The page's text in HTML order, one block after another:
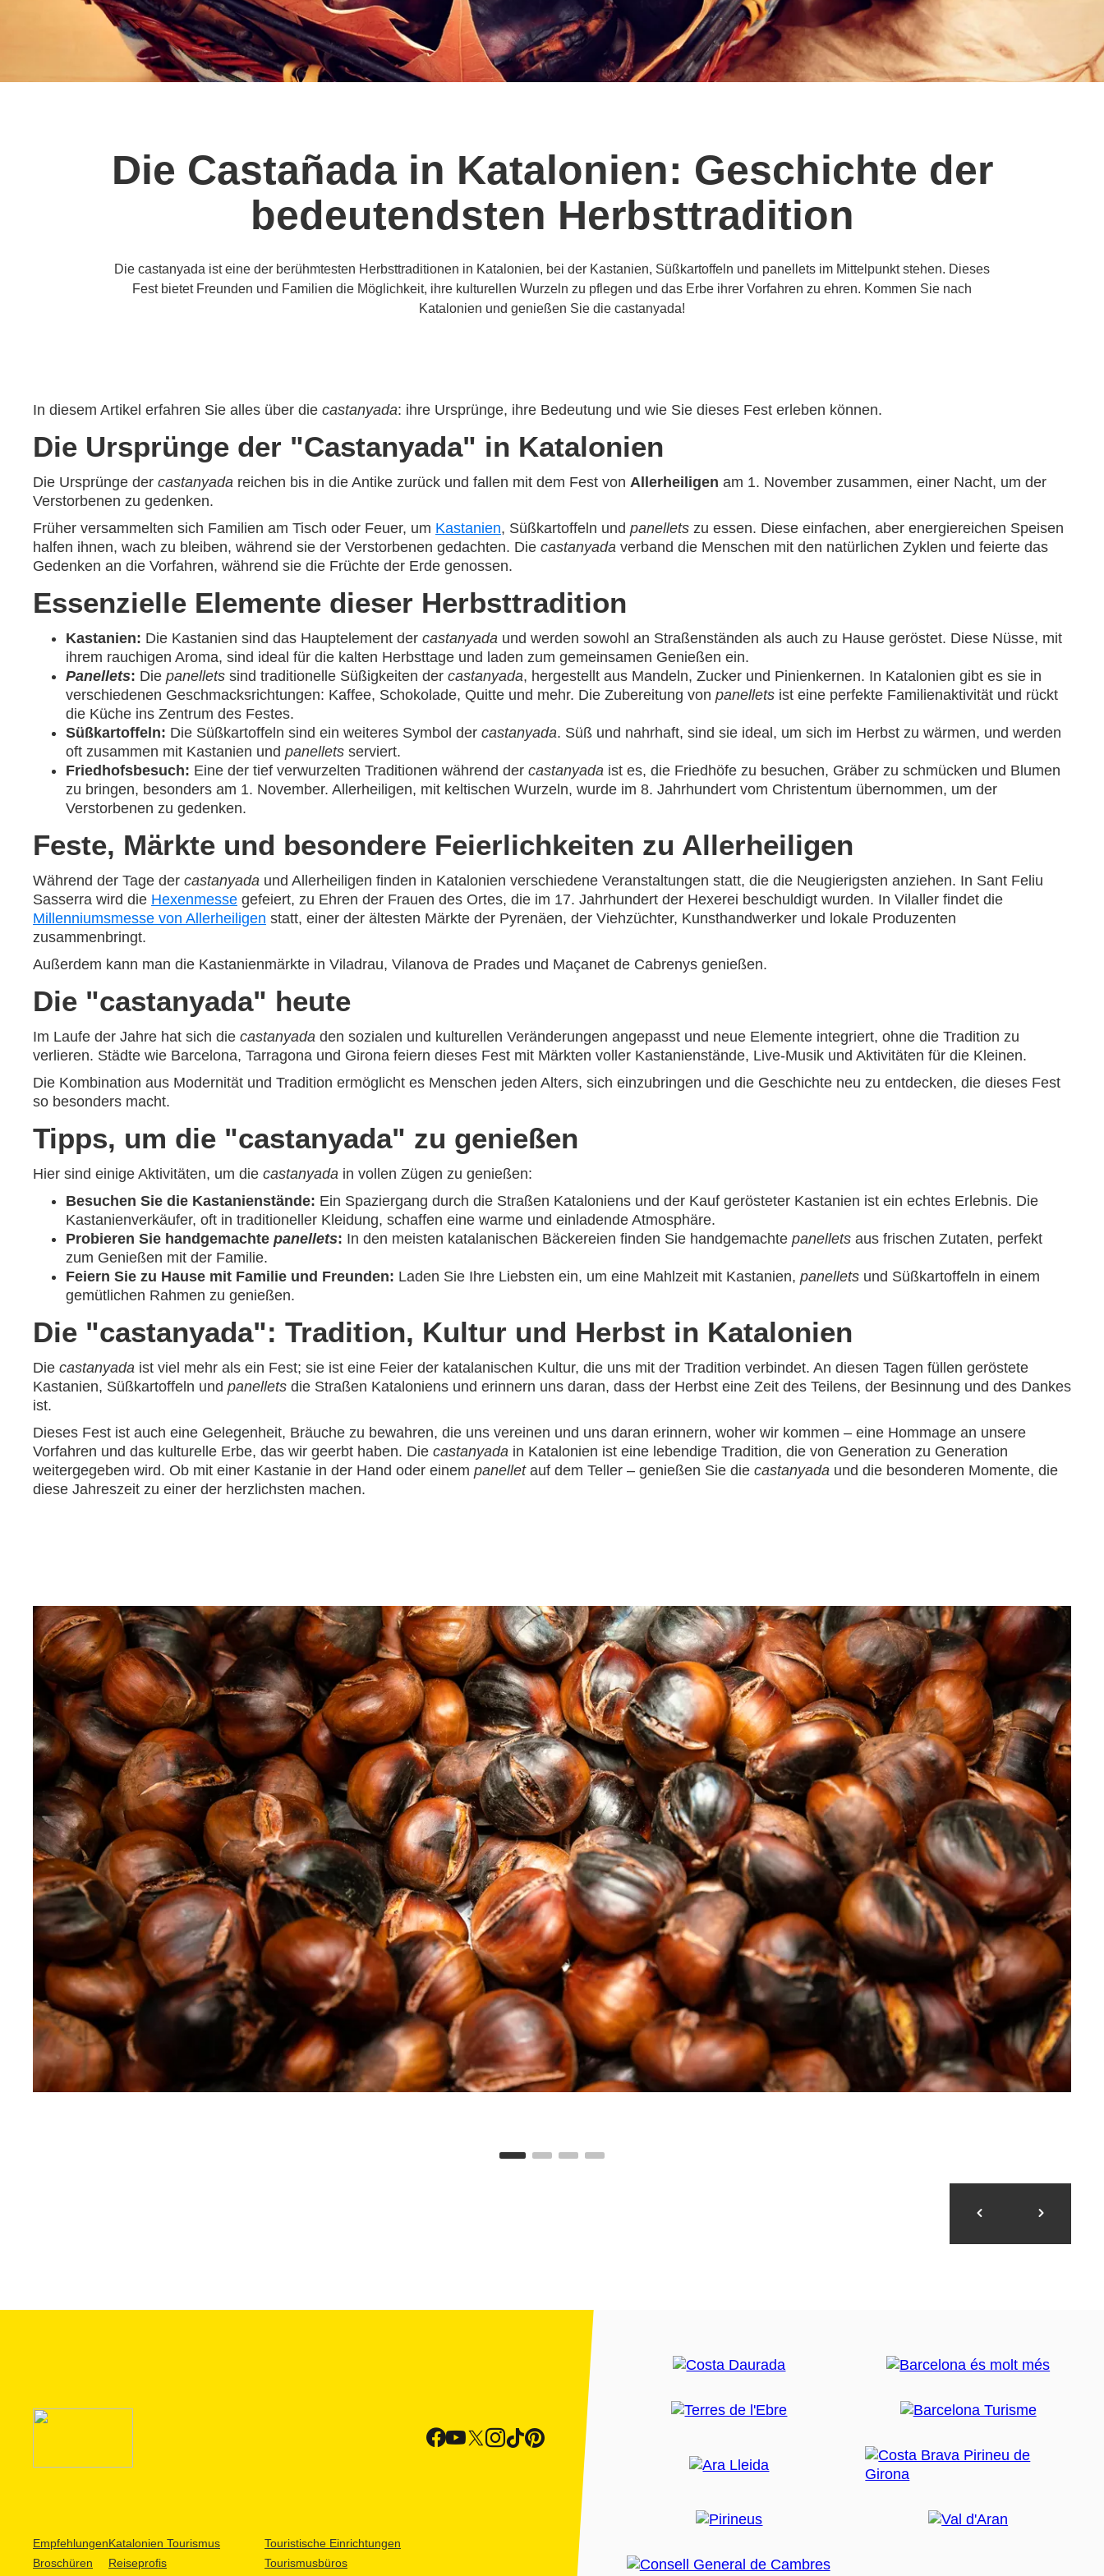
Die Castañada in Katalonien: Geschichte der
bedeutendsten Herbsttradition
Die castanyada ist eine der berühmtesten Herbsttraditionen in Katalonien, bei der Kastanien, Süßkartoffeln und panellets im Mittelpunkt stehen. Dieses
Fest bietet Freunden und Familien die Möglichkeit, ihre kulturellen Wurzeln zu pflegen und das Erbe ihrer Vorfahren zu ehren. Kommen Sie nach
Katalonien und genießen Sie die castanyada!
In diesem Artikel erfahren Sie alles über die castanyada: ihre Ursprünge, ihre Bedeutung und wie Sie dieses Fest erleben können.
Die Ursprünge der "Castanyada" in Katalonien
Die Ursprünge der castanyada reichen bis in die Antike zurück und fallen mit dem Fest von Allerheiligen am 1. November zusammen, einer Nacht, um der
Verstorbenen zu gedenken.
Früher versammelten sich Familien am Tisch oder Feuer, um Kastanien, Süßkartoffeln und panellets zu essen. Diese einfachen, aber energiereichen Speisen
halfen ihnen, wach zu bleiben, während sie der Verstorbenen gedachten. Die castanyada verband die Menschen mit den natürlichen Zyklen und feierte das
Gedenken an die Vorfahren, während sie die Früchte der Erde genossen.
Essenzielle Elemente dieser Herbsttradition
Kastanien: Die Kastanien sind das Hauptelement der castanyada und werden sowohl an Straßenständen als auch zu Hause geröstet. Diese Nüsse, mit
ihrem rauchigen Aroma, sind ideal für die kalten Herbsttage und laden zum gemeinsamen Genießen ein.
Panellets: Die panellets sind traditionelle Süßigkeiten der castanyada, hergestellt aus Mandeln, Zucker und Pinienkernen. In Katalonien gibt es sie in
verschiedenen Geschmacksrichtungen: Kaffee, Schokolade, Quitte und mehr. Die Zubereitung von panellets ist eine perfekte Familienaktivität und rückt
die Küche ins Zentrum des Festes.
Süßkartoffeln: Die Süßkartoffeln sind ein weiteres Symbol der castanyada. Süß und nahrhaft, sind sie ideal, um sich im Herbst zu wärmen, und werden
oft zusammen mit Kastanien und panellets serviert.
Friedhofsbesuch: Eine der tief verwurzelten Traditionen während der castanyada ist es, die Friedhöfe zu besuchen, Gräber zu schmücken und Blumen
zu bringen, besonders am 1. November. Allerheiligen, mit keltischen Wurzeln, wurde im 8. Jahrhundert vom Christentum übernommen, um der
Verstorbenen zu gedenken.
Feste, Märkte und besondere Feierlichkeiten zu Allerheiligen
Während der Tage der castanyada und Allerheiligen finden in Katalonien verschiedene Veranstaltungen statt, die die Neugierigsten anziehen. In Sant Feliu
Sasserra wird die Hexenmesse gefeiert, zu Ehren der Frauen des Ortes, die im 17. Jahrhundert der Hexerei beschuldigt wurden. In Vilaller findet die
Millenniumsmesse von Allerheiligen statt, einer der ältesten Märkte der Pyrenäen, der Viehzüchter, Kunsthandwerker und lokale Produzenten
zusammenbringt.
Außerdem kann man die Kastanienmärkte in Viladrau, Vilanova de Prades und Maçanet de Cabrenys genießen.
Die "castanyada" heute
Im Laufe der Jahre hat sich die castanyada den sozialen und kulturellen Veränderungen angepasst und neue Elemente integriert, ohne die Tradition zu
verlieren. Städte wie Barcelona, Tarragona und Girona feiern dieses Fest mit Märkten voller Kastanienstände, Live-Musik und Aktivitäten für die Kleinen.
Die Kombination aus Modernität und Tradition ermöglicht es Menschen jeden Alters, sich einzubringen und die Geschichte neu zu entdecken, die dieses Fest
so besonders macht.
Tipps, um die "castanyada" zu genießen
Hier sind einige Aktivitäten, um die castanyada in vollen Zügen zu genießen:
Besuchen Sie die Kastanienstände: Ein Spaziergang durch die Straßen Kataloniens und der Kauf gerösteter Kastanien ist ein echtes Erlebnis. Die
Kastanienverkäufer, oft in traditioneller Kleidung, schaffen eine warme und einladende Atmosphäre.
Probieren Sie handgemachte panellets: In den meisten katalanischen Bäckereien finden Sie handgemachte panellets aus frischen Zutaten, perfekt
zum Genießen mit der Familie.
Feiern Sie zu Hause mit Familie und Freunden: Laden Sie Ihre Liebsten ein, um eine Mahlzeit mit Kastanien, panellets und Süßkartoffeln in einem
gemütlichen Rahmen zu genießen.
Die "castanyada": Tradition, Kultur und Herbst in Katalonien
Die castanyada ist viel mehr als ein Fest; sie ist eine Feier der katalanischen Kultur, die uns mit der Tradition verbindet. An diesen Tagen füllen geröstete
Kastanien, Süßkartoffeln und panellets die Straßen Kataloniens und erinnern uns daran, dass der Herbst eine Zeit des Teilens, der Besinnung und des Dankes
ist.
Dieses Fest ist auch eine Gelegenheit, Bräuche zu bewahren, die uns vereinen und uns daran erinnern, woher wir kommen – eine Hommage an unsere
Vorfahren und das kulturelle Erbe, das wir geerbt haben. Die castanyada in Katalonien ist eine lebendige Tradition, die von Generation zu Generation
weitergegeben wird. Ob mit einer Kastanie in der Hand oder einem panelletauf dem Teller – genießen Sie die castanyada und die besonderen Momente, die
diese Jahreszeit zu einer der herzlichsten machen.
Empfehlungen
Broschüren
Katalonien Tourismus
Reiseprofis
Touristische Einrichtungen
Tourismusbüros